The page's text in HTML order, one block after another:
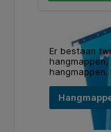
Er bestaan
hangmappen.